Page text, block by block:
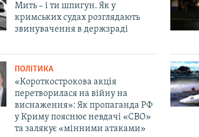
Мить – і ти шпигун. Як у
кримських судах розглядають
звинувачення в держзраді
ПОЛІТИКА
«Короткострокова акція
перетворилася на війну на
виснаження»: Як пропаганда РФ
у Криму пояснює невдачі «СВО»
та залякує «мінними атаками»